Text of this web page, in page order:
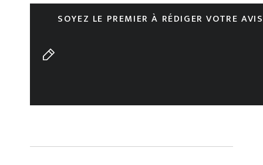
SOYEZ LE PREMIER À RÉDIGER VOTRE AVIS